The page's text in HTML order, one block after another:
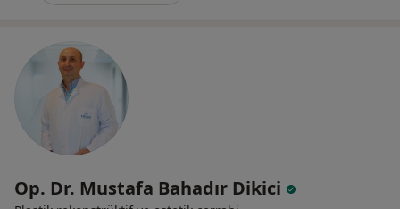
Op. Dr. Mustafa Bahadır Dikici